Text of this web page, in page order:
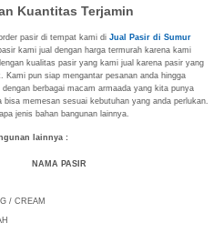
Kuantitas Terjamin
pasir di tempat kami di Jual Pasir di Sumur
kami jual dengan harga termurah karena kami
kualitas pasir yang kami jual karena pasir yang
Kami pun siap mengantar pesanan anda hingga
berbagai macam armaada yang kita punya
memesan sesuai kebutuhan yang anda perlukan.
jenis bahan bangunan lainnya.
lainnya :
NAMA PASIR
/ CREAM